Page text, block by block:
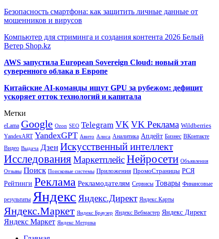
Безопасность смартфона: как защитить личные данные от
мошенников и вирусов
Компьютер для стриминга и создания контента 2026 Белый
Ветер Shop.kz
AWS запустила European Sovereign Cloud: новый этап
суверенного облака в Европе
Китайские AI-команды ищут GPU за рубежом: дефицит
ускоряет отток технологий и капитала
Метки
eLama Google Ozon SEO Telegram VKVK Реклама Wildberries
YandexART YandexGPT Авито Алиса Аналитика Апдейт Бизнес ВКонтакте
Видео Выдача Дзен Искусственный интеллект
Исследования МаркетплейсНейросети Объявления
Отзывы Поиск Поисковые системы Приложения ПромоСтраницы РСЯ
Рейтинги Реклама Рекламодателям Сервисы Товары Финансовые
результаты Яндекс Яндекс.Директ Яндекс.Карты
Яндекс.Маркет Яндекс Браузер Яндекс Вебмастер Яндекс Директ
Яндекс Маркет Яндекс Метрика